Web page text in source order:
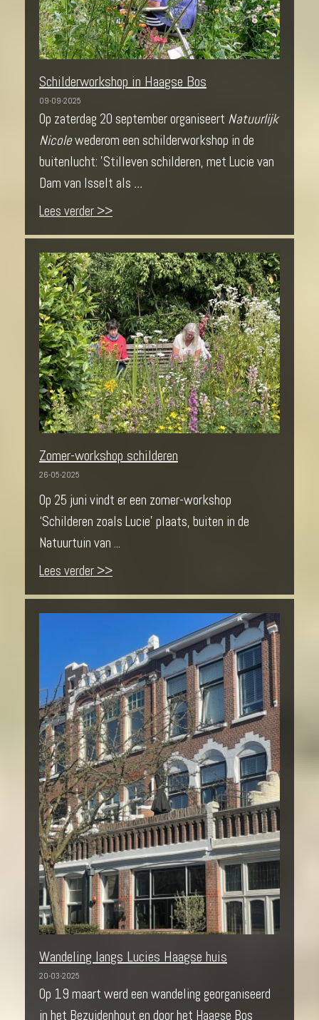
Schilderworkshop in Haagse Bos
09-09-2025
Op zaterdag 20 september organiseert Natuurlijk
Nicolewederom een schilderworkshop in de
buitenlucht: 'Stilleven schilderen, met Lucie van
Dam van Isselt als ...
Lees verder >>
Zomer-workshop schilderen
26-05-2025
Op 25 juni vindt er een zomer-workshop
‘Schilderen zoals Lucie’ plaats, buiten in de
Natuurtuin van ...
Lees verder >>
Wandeling langs Lucies Haagse huis
20-03-2025
Op 19 maart werd een wandeling georganiseerd
in het Bezuidenhout en door het Haagse Bos